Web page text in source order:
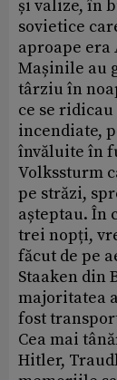
și valize, în
sovietice
aproape era
Mașinile au
târziu în
ce se
incendiate,
învăluite în
Volkssturm
pe străzi,
așteptau. În
trei nopți,
făcut de pe
Staaken din
majoritatea
fost
Cea mai
Hitler,